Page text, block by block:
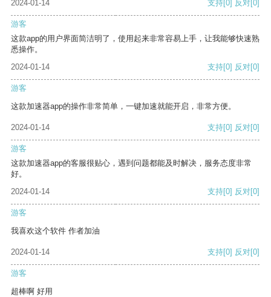
2024-01-14 支持[0] 反对[0]
游客
这款app的用户界面简洁明了，使用起来非常容易上手，让我能够快速熟
悉操作。
2024-01-14
支持[0] 反对[0]
游客
这款加速器app的操作非常简单，一键加速就能开启，非常方便。
2024-01-14 支持[0] 反对[0]
游客
这款加速器app的客服很贴心，遇到问题都能及时解决，服务态度非常
好。
2024-01-14
支持[0] 反对[0]
游客
我喜欢这个软件 作者加油
2024-01-14 支持[0] 反对[0]
游客
超棒啊 好用